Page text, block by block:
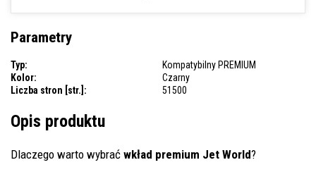
Parametry
Typ:
Kompatybilny PREMIUM
Kolor:
Czarny
Liczba stron [str.]:
51500
Opis produktu
Dlaczego warto wybrać wkład premium Jet World?